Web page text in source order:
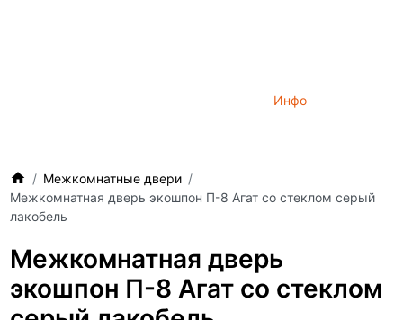
Инфо
Межкомнатные двери
Межкомнатная дверь экошпон П-8 Агат со стеклом серый
лакобель
Межкомнатная дверь
экошпон П-8 Агат со стеклом